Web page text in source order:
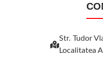
Str. Tudor
Localitatea